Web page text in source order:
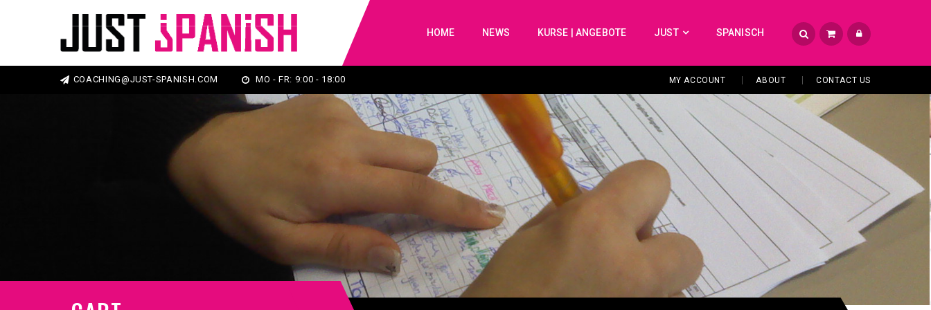
HOME NEWS KURSE | ANGEBOTE JUST SPANISCH
COACHING@JUST-SPANISH.COM MO - FR: 9:00 - 18:00 MY ACCOUNT ABOUT CONTACT US